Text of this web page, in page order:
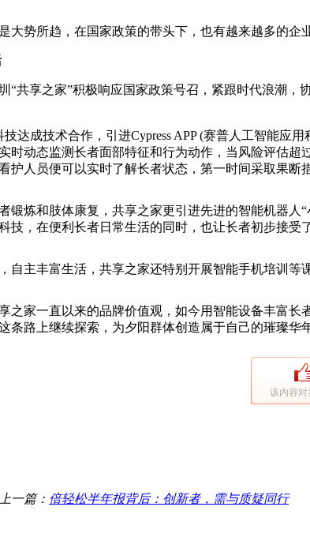
势所趋，在国家政策的带头下，也有越来越多的企
享之家”积极响应国家政策号召，紧跟时代浪潮，
成技术合作，引进Cypress APP (赛普人工智能应用
时动态监测长者面部特征和行为动作，当风险评估
护人员便可以实时了解长者状态，第一时间采取果断
炼和肢体康复，共享之家更引进先进的智能机器人
技，在便利长者日常生活的同时，也让长者初步接受
主丰富生活，共享之家还特别开展智能手机培训等
家一直以来的品牌价值观，如今用智能设备丰富长
条路上继续探索，为夕阳群体创造属于自己的璀璨华年
该内容对
上一篇： 倍轻松半年报背后：创新者，需与质疑同行